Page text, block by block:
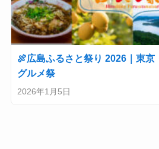
🍖広島ふるさと祭り 2026｜東京
グルメ祭
2026年1月5日